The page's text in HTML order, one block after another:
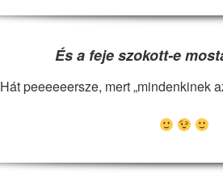
És a feje szokott-e
Hát peeeeeersze, mert „mindenkinek